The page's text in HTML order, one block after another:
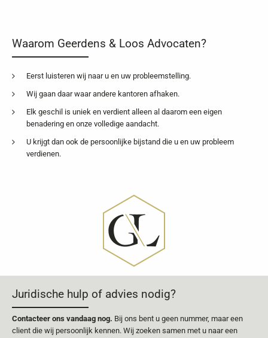
Waarom Geerdens & Loos Advocaten?
Eerst luisteren wij naar u en uw probleemstelling.
Wij gaan daar waar andere kantoren afhaken.
Elk geschil is uniek en verdient alleen al daarom een eigen
benadering en onze volledige aandacht.
U krijgt dan ook de persoonlijke bijstand die u en uw probleem
verdienen.
Juridische hulp of advies nodig?
Contacteer ons vandaag nog. Bij ons bent u geen nummer, maar een
client die wij persoonlijk kennen. Wij zoeken samen met u naar een